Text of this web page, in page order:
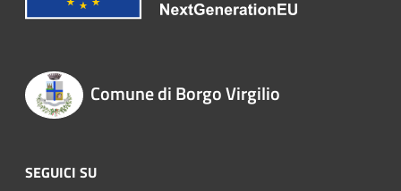
Comune di Borgo Virgilio
SEGUICI SU